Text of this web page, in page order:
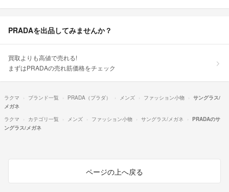
PRADAを出品してみませんか？
買取よりも高値で売れる!
まずはPRADAの売れ筋価格をチェック
ラクマ ブランド一覧 PRADA（プラダ） メンズ ファッション小物
サングラス/
メガネ
ラクマ
カテゴリ一覧 メンズ ファッション小物 サングラス/メガネ
PRADAのサ
ングラス/メガネ
ページの上へ戻る